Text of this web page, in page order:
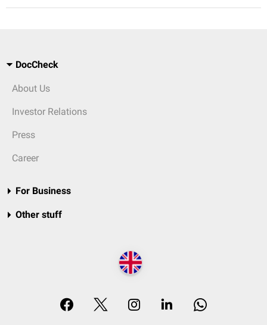
DocCheck
About Us
Investor Relations
Press
Career
For Business
Other stuff